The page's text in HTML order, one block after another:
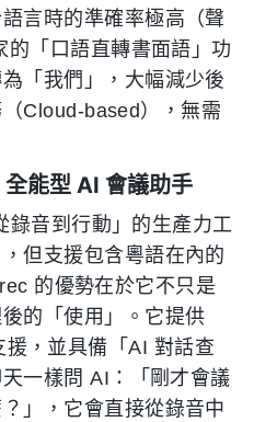
言時的準確率極高（聲
「口語直轉書面語」功
「我們」，大幅減少後
Cloud-based），無需
能型 AI 會議助手
錄音到行動」的生產力工
但支援包含粵語在內的
的優勢在於它不只是
的「使用」。它提供
，並具備「AI 對話查
一樣問 AI：「剛才會議
」，它會直接從錄音中